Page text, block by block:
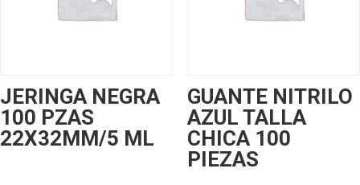
JERINGA NEGRA
100 PZAS
22X32MM/5 ML
GUANTE NITRILO
AZUL TALLA
CHICA 100
PIEZAS